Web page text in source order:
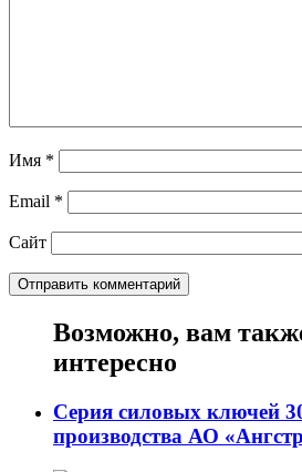
Имя *
Email *
Сайт
Возможно, вам
интересно
Серия силовых ключей
производства АО